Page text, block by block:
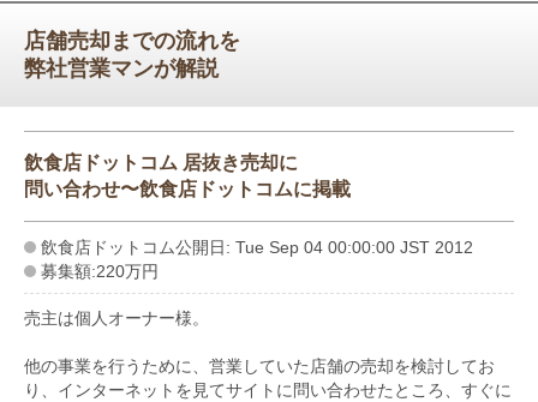
店舗売却までの流れを
弊社営業マンが解説
飲食店ドットコム 居抜き売却に
問い合わせ〜飲食店ドットコムに掲載
飲食店ドットコム公開日: Tue Sep 04 00:00:00 JST 2012
募集額:220万円
売主は個人オーナー様。
他の事業を行うために、営業していた店舗の売却を検討してお
り、インターネットを見てサイトに問い合わせたところ、すぐに